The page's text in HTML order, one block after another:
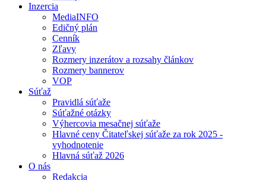
Inzercia
MediaINFO
Edičný plán
Cenník
Zľavy
Rozmery inzerátov a rozsahy článkov
Rozmery bannerov
VOP
Súťaž
Pravidlá súťaže
Súťažné otázky
Výhercovia mesačnej súťaže
Hlavné ceny Čitateľskej súťaže za rok 2025 -
vyhodnotenie
Hlavná súťaž 2026
O nás
Redakcia